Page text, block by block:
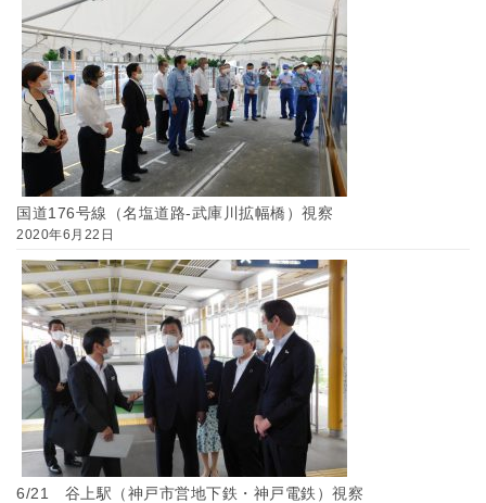
国道176号線（名塩道路-武庫川拡幅橋）視察
2020年6月22日
6/21 谷上駅（神戸市営地下鉄・神戸電鉄）視察